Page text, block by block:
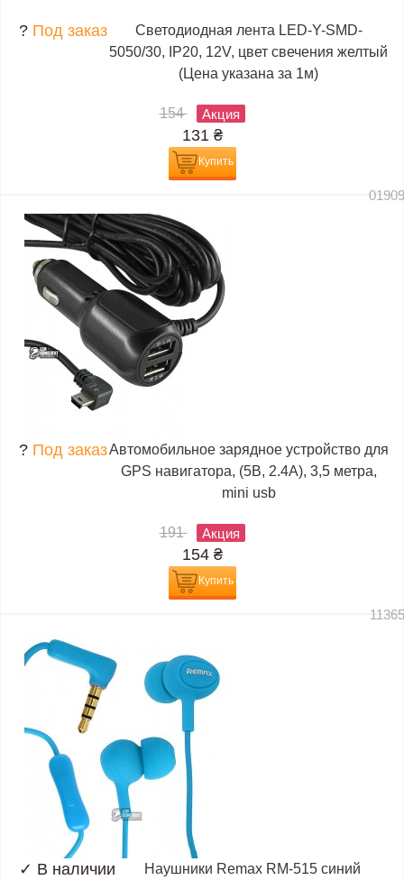
? Под заказ
Светодиодная лента LED-Y-SMD-
5050/30, IP20, 12V, цвет свечения желтый
(Цена указана за 1м)
154 Акция
131 ₴
Купить
? Под заказАвтомобильное зарядное устройство для
GPS навигатора, (5В, 2.4А), 3,5 метра,
mini usb
191 Акция
154 ₴
Купить
✓ В наличии Наушники Remax RM-515 синий